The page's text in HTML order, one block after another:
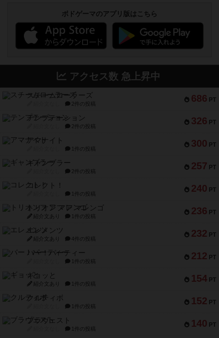
ボドゲーマのアプリ版はこちら
アクセス数 急上昇中
686 PT
スチームローラーズ
2件の投稿
326 PT
テンプテーション
2件の投稿
300 PT
アマナイト
1件の投稿
257 PT
ギャンブラー
2件の投稿
240 PT
コレクト！
1件の投稿
236 PT
トリオンフ ア マレンゴ
紹介文あり 1件の投稿
232 PT
エレメンツ
紹介文あり 4件の投稿
212 PT
バー！パーティー
1件の投稿
154 PT
ギョッと
紹介文あり 1件の投稿
152 PT
クルティボ
1件の投稿
140 PT
ブラヴェスト
1件の投稿